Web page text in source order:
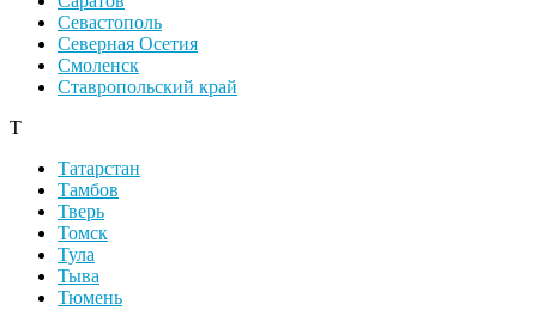
Севастополь
Северная Осетия
Смоленск
Ставропольский край
Т
Татарстан
Тамбов
Тверь
Томск
Тула
Тыва
Тюмень